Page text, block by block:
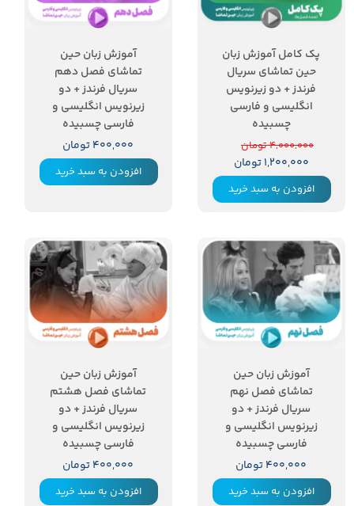
پک کامل آموزش زبان
حین تماشای سریال
فرندز + دو زیرنویس
انگلیسی و فارسی
چسبیده
۴,۰۰۰,۰۰۰ تومان
۱,۲۰۰,۰۰۰ تومان
افزودن به سبد خرید
آموزش زبان حین
تماشای فصل دهم
سریال فرندز + دو
زیرنویس انگلیسی و
فارسی چسبیده
۴۰۰,۰۰۰ تومان
افزودن به سبد خرید
آموزش زبان حین
تماشای فصل نهم
سریال فرندز + دو
زیرنویس انگلیسی و
فارسی چسبیده
۴۰۰,۰۰۰ تومان
افزودن به سبد خرید
آموزش زبان حین
تماشای فصل هشتم
سریال فرندز + دو
زیرنویس انگلیسی و
فارسی چسبیده
۴۰۰,۰۰۰ تومان
افزودن به سبد خرید